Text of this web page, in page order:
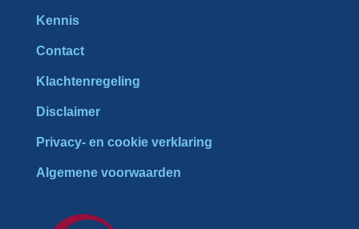
Kennis
Contact
Klachtenregeling
Disclaimer
Privacy- en cookie verklaring
Algemene voorwaarden